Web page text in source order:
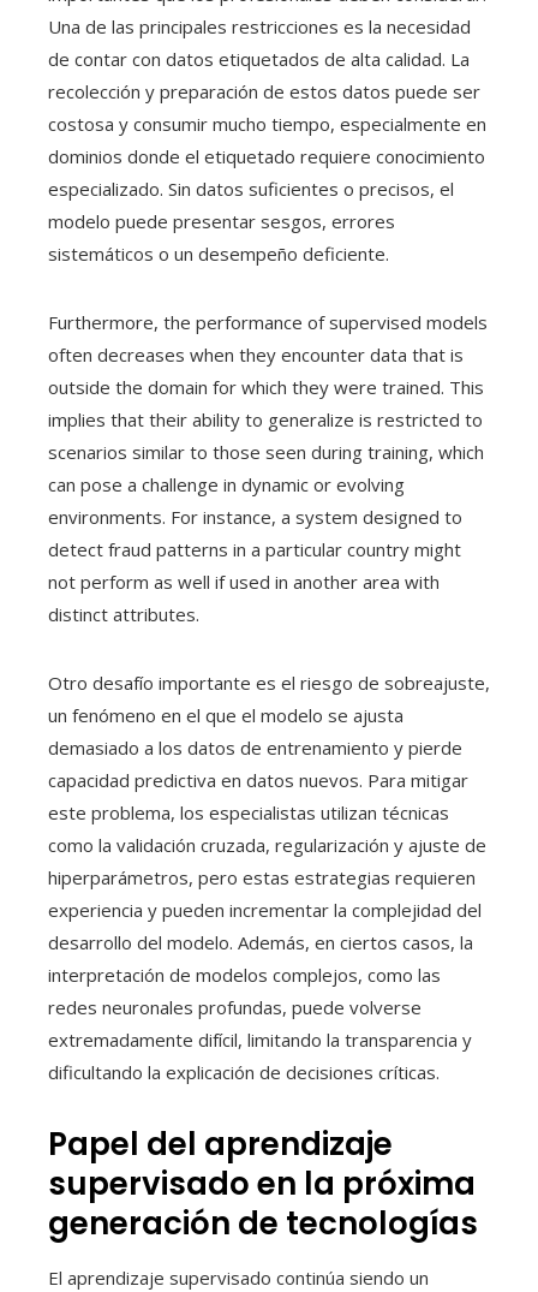
Una de las principales restricciones es la necesidad
de contar con datos etiquetados de alta calidad. La
recolección y preparación de estos datos puede ser
costosa y consumir mucho tiempo, especialmente en
dominios donde el etiquetado requiere conocimiento
especializado. Sin datos suficientes o precisos, el
modelo puede presentar sesgos, errores
sistemáticos o un desempeño deficiente.
Furthermore, the performance of supervised models
often decreases when they encounter data that is
outside the domain for which they were trained. This
implies that their ability to generalize is restricted to
scenarios similar to those seen during training, which
can pose a challenge in dynamic or evolving
environments. For instance, a system designed to
detect fraud patterns in a particular country might
not perform as well if used in another area with
distinct attributes.
Otro desafío importante es el riesgo de sobreajuste,
un fenómeno en el que el modelo se ajusta
demasiado a los datos de entrenamiento y pierde
capacidad predictiva en datos nuevos. Para mitigar
este problema, los especialistas utilizan técnicas
como la validación cruzada, regularización y ajuste de
hiperparámetros, pero estas estrategias requieren
experiencia y pueden incrementar la complejidad del
desarrollo del modelo. Además, en ciertos casos, la
interpretación de modelos complejos, como las
redes neuronales profundas, puede volverse
extremadamente difícil, limitando la transparencia y
dificultando la explicación de decisiones críticas.
Papel del aprendizaje
supervisado en la próxima
generación de tecnologías
El aprendizaje supervisado continúa siendo un